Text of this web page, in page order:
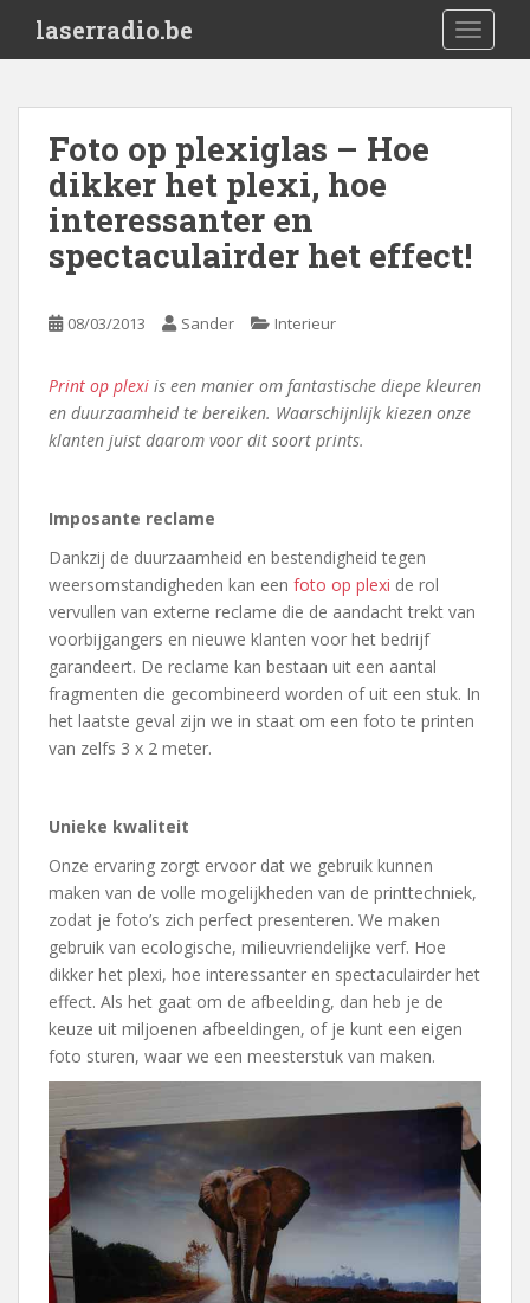
i
laserradio.be
Foto op plexiglas – Hoe
dikker het plexi, hoe
interessanter en
spectaculairder het effect!
08/03/2013 Sander Interieur
Print op plexi is een manier om fantastische diepe kleuren
en duurzaamheid te bereiken. Waarschijnlijk kiezen onze
klanten juist daarom voor dit soort prints.
Imposante reclame
Dankzij de duurzaamheid en bestendigheid tegen
weersomstandigheden kan een foto op plexi de rol
vervullen van externe reclame die de aandacht trekt van
voorbijgangers en nieuwe klanten voor het bedrijf
garandeert. De reclame kan bestaan uit een aantal
fragmenten die gecombineerd worden of uit een stuk. In
het laatste geval zijn we in staat om een foto te printen
van zelfs 3 x 2 meter.
Unieke kwaliteit
Onze ervaring zorgt ervoor dat we gebruik kunnen
maken van de volle mogelijkheden van de printtechniek,
zodat je foto’s zich perfect presenteren. We maken
gebruik van ecologische, milieuvriendelijke verf. Hoe
dikker het plexi, hoe interessanter en spectaculairder het
effect. Als het gaat om de afbeelding, dan heb je de
keuze uit miljoenen afbeeldingen, of je kunt een eigen
foto sturen, waar we een meesterstuk van maken.